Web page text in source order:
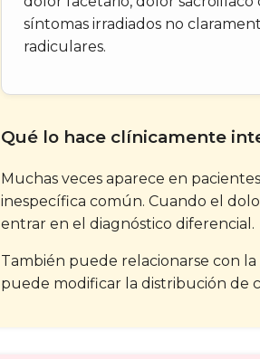
síntomas irradiados no
radiculares.
Qué lo hace clínicamente
Muchas veces aparece en
inespecífica común. Cuando el
entrar en el diagnóstico diferencial.
También puede relacionarse con la
puede modificar la distribución de